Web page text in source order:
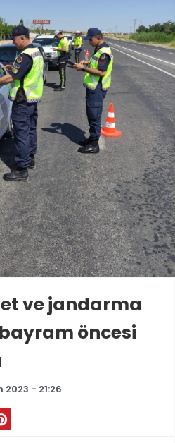
ve jandarma
öncesi
- 21:26